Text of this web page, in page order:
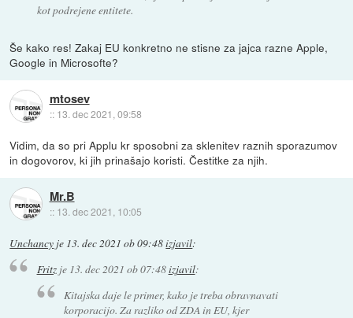
kot podrejene entitete.
Še kako res! Zakaj EU konkretno ne stisne za jajca razne Apple,
Google in Microsofte?
mtosev
:: 13. dec 2021, 09:58
Vidim, da so pri Applu kr sposobni za sklenitev raznih sporazumov
in dogovorov, ki jih prinašajo koristi. Čestitke za njih.
Mr.B
:: 13. dec 2021, 10:05
Unchancy je 13. dec 2021 ob 09:48izjavil:
Fritzje 13. dec 2021 ob 07:48izjavil:
Kitajska daje le primer, kako je treba obravnavati
korporacijo. Za razliko od ZDA in EU, kjer